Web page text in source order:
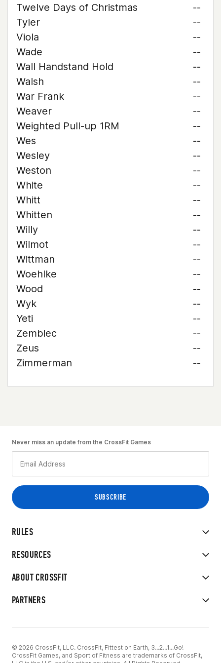
Twelve Days of Christmas
--
Tyler
--
Viola
--
Wade
--
Wall Handstand Hold
--
Walsh
--
War Frank
--
Weaver
--
Weighted Pull-up 1RM
--
Wes
--
Wesley
--
Weston
--
White
--
Whitt
--
Whitten
--
Willy
--
Wilmot
--
Wittman
--
Woehlke
--
Wood
--
Wyk
--
Yeti
--
Zembiec
--
Zeus
--
Zimmerman
--
RULES
RESOURCES
ABOUT CROSSFIT
PARTNERS
Never miss an update from the CrossFit Games
© 2026 CrossFit, LLC. CrossFit, Fittest on Earth, 3...2...1...Go!
CrossFit Games, and Sport of Fitness are trademarks of CrossFit,